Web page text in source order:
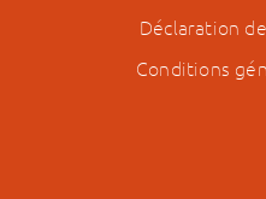
Déclaration
Conditions